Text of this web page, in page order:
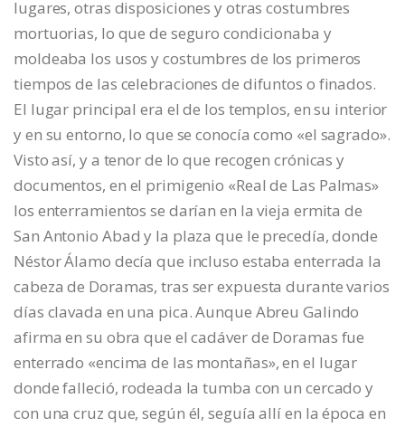
lugares, otras disposiciones y otras costumbres
mortuorias, lo que de seguro condicionaba y
moldeaba los usos y costumbres de los primeros
tiempos de las celebraciones de difuntos o finados.
El lugar principal era el de los templos, en su interior
y en su entorno, lo que se conocía como «el sagrado».
Visto así, y a tenor de lo que recogen crónicas y
documentos, en el primigenio «Real de Las Palmas»
los enterramientos se darían en la vieja ermita de
San Antonio Abad y la plaza que le precedía, donde
Néstor Álamo decía que incluso estaba enterrada la
cabeza de Doramas, tras ser expuesta durante varios
días clavada en una pica. Aunque Abreu Galindo
afirma en su obra que el cadáver de Doramas fue
enterrado «encima de las montañas», en el lugar
donde falleció, rodeada la tumba con un cercado y
con una cruz que, según él, seguía allí en la época en